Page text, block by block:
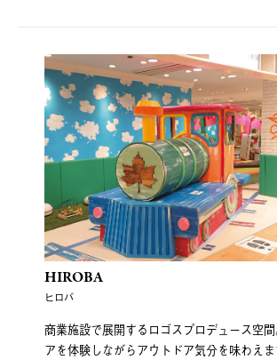
HIROBA
ヒロバ
商業施設で展開するロゴスプロデュース空
アを体験しながらアウトドア気分を味わえ